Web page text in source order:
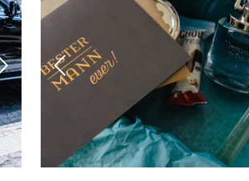
Nächstes BildVorheriges Bild